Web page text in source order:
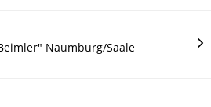
Naumburg/Saale